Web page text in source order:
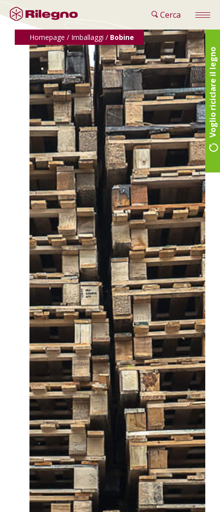
Cerca
Voglio riciclare il legno
Homepage / Imballaggi / Bobine